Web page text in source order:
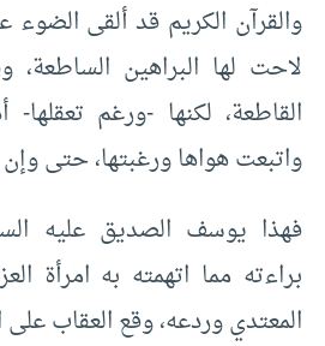
والقرآن الكريم قد ألقى الضوء
لاحت لها البراهين
القاطعة، لكنها -ورغم تعقلها-
واتبعت هواها ورغبتها، حتى وإن
فهذا يوسف الصديق عليه
براءته مما اتهمته به امرأة
المعتدي وردعه، وقع العقاب على